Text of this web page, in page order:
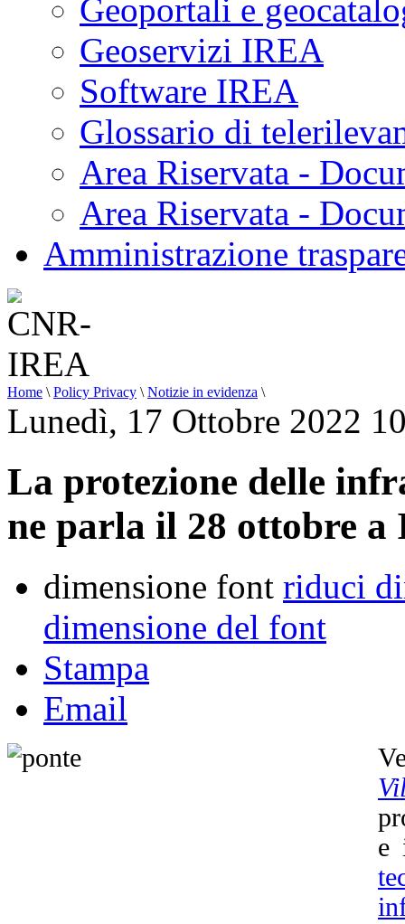
Geoportali e
Geoservizi IREA
Software IREA
Glossario di
Area Riservata -
Area Riservata -
Amministrazione
Home \ Policy Privacy \ Notizie in evidenza \
Lunedì, 17 Ottobre 2022
La protezione delle
ne parla il 28 ottobre
dimensione font riduci
dimensione del font
Stampa
Email
e